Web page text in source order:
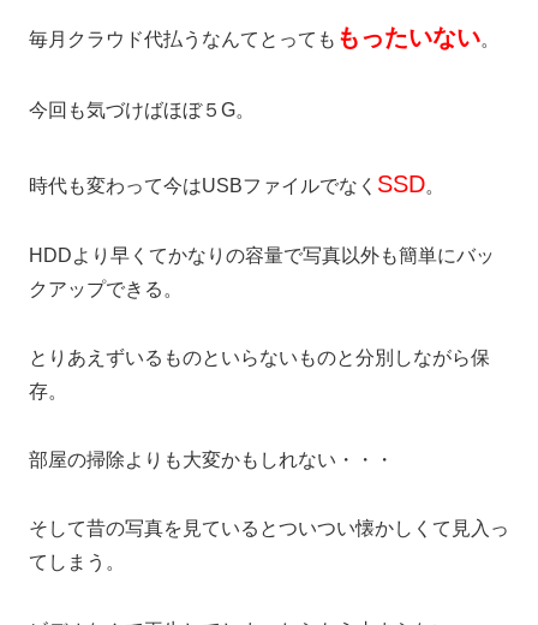
毎月クラウド代払うなんてとっても もったいない。
今回も気づけばほぼ５G。
時代も変わって今はUSBファイルでなく SSD。
HDDより早くてかなりの容量で写真以外も簡単にバッ
クアップできる。
とりあえずいるものといらないものと分別しながら保
存。
部屋の掃除よりも大変かもしれない・・・
そして昔の写真を見ているとついつい懐かしくて見入っ
てしまう。